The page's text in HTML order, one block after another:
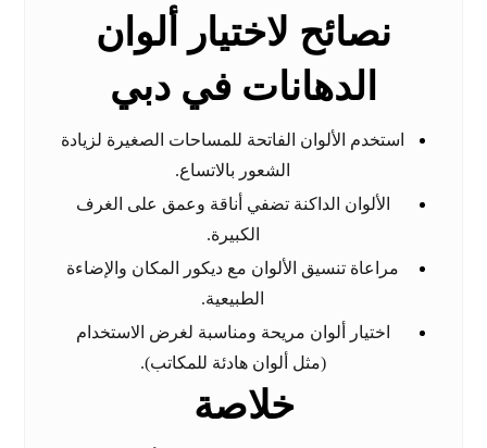
نصائح لاختيار ألوان
الدهانات في دبي
استخدم الألوان الفاتحة للمساحات الصغيرة لزيادة
الشعور بالاتساع.
الألوان الداكنة تضفي أناقة وعمق على الغرف
الكبيرة.
مراعاة تنسيق الألوان مع ديكور المكان والإضاءة
الطبيعية.
اختيار ألوان مريحة ومناسبة لغرض الاستخدام
(مثل ألوان هادئة للمكاتب).
خلاصة